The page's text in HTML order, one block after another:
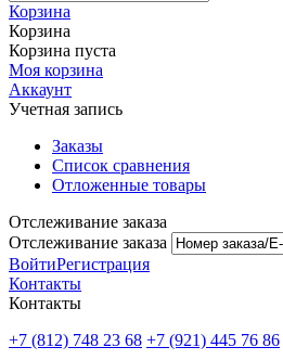
Корзина
Корзина
Корзина пуста
Моя корзина
Аккаунт
Учетная запись
Заказы
Список сравнения
Отложенные товары
Отслеживание заказа
Отслеживание заказа
ВойтиРегистрация
Контакты
Контакты
+7 (812) 748 23 68 +7 (921) 445 76 86